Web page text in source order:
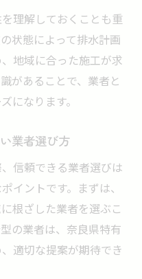
業者選びのコツ
業者の選び方
できる業者の特徴
べきチェックポイ
事の違いと選び方
工実績の活用法
県の工事相談術
する相談のコツ
えるおしゃれなデザ
理解しておくことも重
状態によって排水計画
地域に合った施工が求
があることで、業者と
になります。
業者選び方
信頼できる業者選びは
イントです。まずは、
根ざした業者を選ぶこ
の業者は、奈良県特有
適切な提案が期待でき